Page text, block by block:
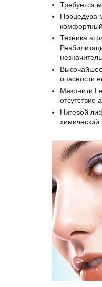
Требуется
Процедура
Техника
опасности
Мезонити
отсутствие
Нитевой
химический